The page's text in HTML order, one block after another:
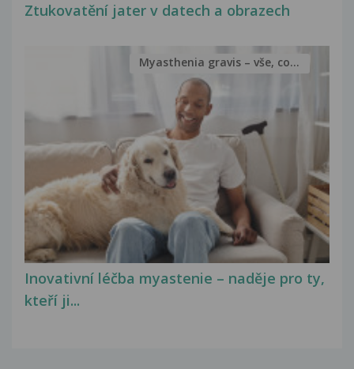
Ztukovatění jater v datech a obrazech
Inovativní léčba myastenie – naděje pro ty,
kteří ji...
Myasthenia gravis – vše, co...